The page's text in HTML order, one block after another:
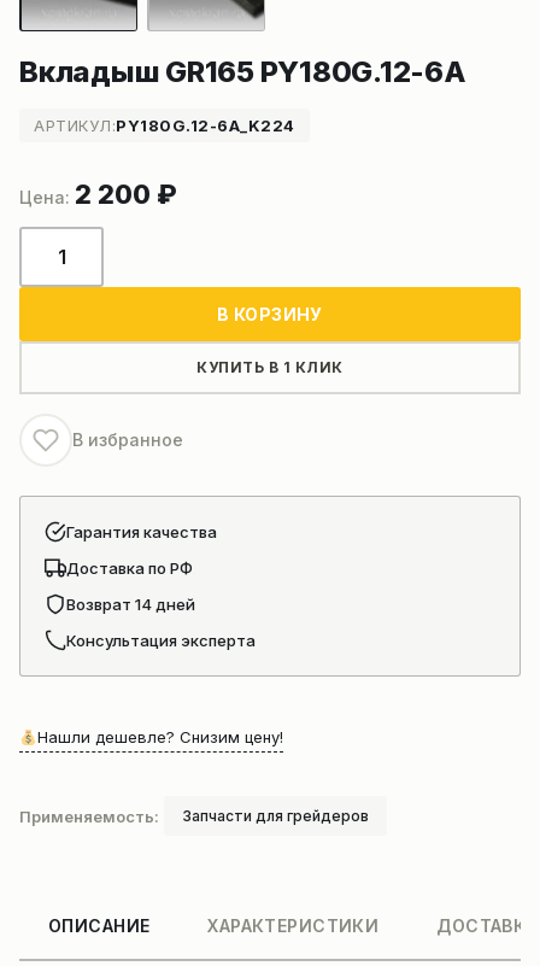
Вкладыш GR165 PY180G.12-6A
АРТИКУЛ:PY180G.12-6A_K224
2 200 ₽
товара
6A
В КОРЗИНУ
КУПИТЬ В 1 КЛИК
В избранное
Гарантия качества
Доставка по РФ
Возврат 14 дней
Консультация эксперта
Нашли дешевле? Снизим цену!
Применяемость: Запчасти для грейдеров
ОПИСАНИЕ ХАРАКТЕРИСТИКИ